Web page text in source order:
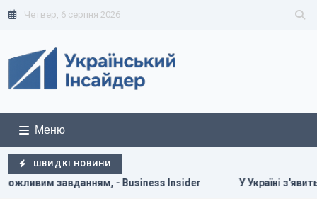
Четвер, 6 серпня 2026
Меню
ШВИДКІ НОВИНИ
- Business Insider У Україні з'явиться нове свято: